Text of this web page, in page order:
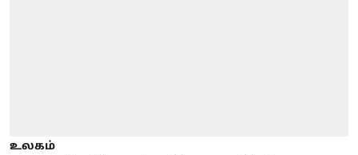
உலகம்